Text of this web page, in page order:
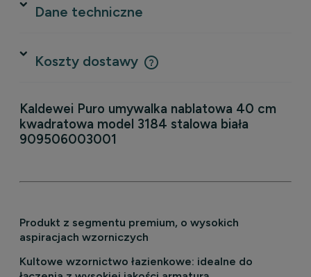
Dane techniczne
Koszty dostawy
Cena nie zawiera ewentualnych kosztów płatności
Kaldewei Puro umywalka nablatowa 40 cm
kwadratowa model 3184 stalowa biała
909506003001
Produkt z segmentu premium, o wysokich
aspiracjach wzorniczych
Kultowe wzornictwo łazienkowe: idealne do